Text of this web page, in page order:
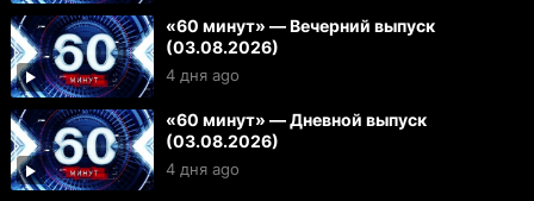
«60 минут» — Вечерний выпуск
(03.08.2026)
4 дня ago
«60 минут» — Дневной выпуск
(03.08.2026)
4 дня ago